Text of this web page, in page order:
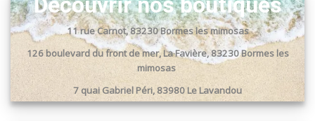
11 rue Carnot, 83230 Bormes les mimosas
126 boulevard du front de mer, La Favière, 83230 Bormes les
mimosas
7 quai Gabriel Péri, 83980 Le Lavandou